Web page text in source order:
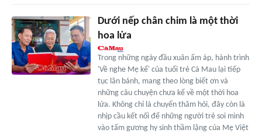
Dưới nếp chân chim là một thời
hoa lửa
Trong những ngày đầu xuân ấm áp, hành trình
'Về nghe Mẹ kể' của tuổi trẻ Cà Mau lại tiếp
tục lăn bánh, mang theo lòng biết ơn và
những câu chuyện chưa kể về một thời hoa
lửa. Không chỉ là chuyến thăm hỏi, đây còn là
nhịp cầu kết nối để những người trẻ soi mình
vào tấm gương hy sinh thầm lặng của Mẹ Việt